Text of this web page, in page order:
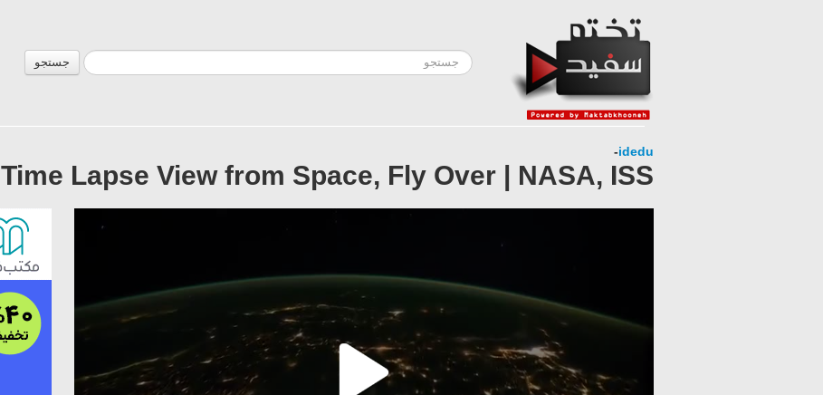
جستجو
idedu
-
Time Lapse View from Space, Fly Over | NASA, ISS